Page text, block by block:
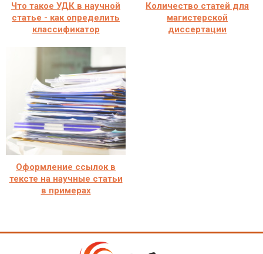
Что такое УДК в научной
статье - как определить
классификатор
Количество статей для
магистерской
диссертации
Оформление ссылок в
тексте на научные статьи
в примерах